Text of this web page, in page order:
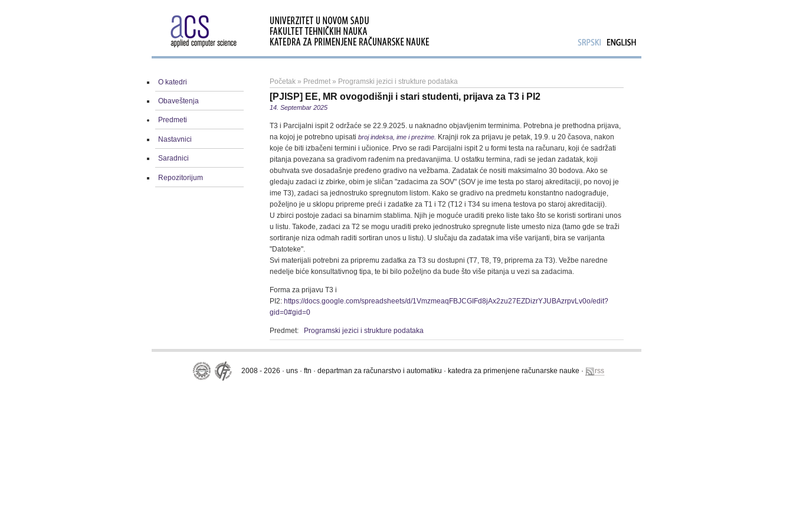
O katedri
Obaveštenja
Predmeti
Nastavnici
Saradnici
Repozitorijum
Početak » Predmet » Programski jezici i strukture podataka
[PJISP] EE, MR ovogodišnji i stari studenti, prijava za T3 i PI2
14. Septembar 2025
T3 i Parcijalni ispit 2 održaće se 22.9.2025. u naknadno objavljenim terminima. Potrebna je prethodna prijava,
na kojoj je potrebno upisati broj indeksa, ime i prezime. Krajnji rok za prijavu je petak, 19.9. u 20 časova, nakon
koje će biti izbačeni termini i učionice. Prvo se radi Parcijalni ispit 2 u formi testa na računaru, koji će sadržati
pitanja povezana sa gradivom rađenim na predavanjima. U ostatku termina, radi se jedan zadatak, koji
obuhvata sve dosadašnje pređeno gradivo na vežbama. Zadatak će nositi maksimalno 30 bodova. Ako se
gledaju zadaci iz zbirke, obim je sličan "zadacima za SOV" (SOV je ime testa po staroj akreditaciji, po novoj je
ime T3), zadaci sa jednostruko spregnutom listom. Kako se gradivo na predmetu konstantno nadograđuje,
poželjno je u sklopu pripreme preći i zadatke za T1 i T2 (T12 i T34 su imena testova po staroj akreditaciji).
U zbirci postoje zadaci sa binarnim stablima. Njih je moguće uraditi preko liste tako što se koristi sortirani unos
u listu. Takođe, zadaci za T2 se mogu uraditi preko jednostruko spregnute liste umesto niza (tamo gde se traži
sortiranje niza odmah raditi sortiran unos u listu). U slučaju da zadatak ima više varijanti, bira se varijanta
"Datoteke".
Svi materijali potrebni za pripremu zadatka za T3 su dostupni (T7, T8, T9, priprema za T3). Vežbe naredne
nedelje biće konsultativnog tipa, te bi bilo poželjno da bude što više pitanja u vezi sa zadacima.
Forma za prijavu T3 i
PI2: https://docs.google.com/spreadsheets/d/1VmzmeaqFBJCGIFd8jAx2zu27EZDizrYJUBAzrpvLv0o/edit?
gid=0#gid=0
Predmet: Programski jezici i strukture podataka
2008 - 2026 · uns · ftn · departman za računarstvo i automatiku · katedra za primenjene računarske nauke · rss